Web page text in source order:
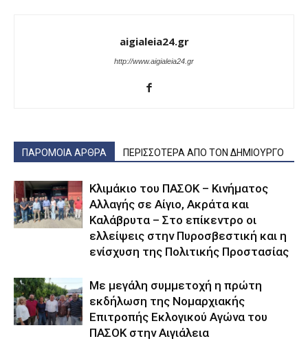
aigialeia24.gr
http://www.aigialeia24.gr
ΠΑΡΟΜΟΙΑ ΑΡΘΡΑ ΠΕΡΙΣΣΟΤΕΡΑ ΑΠΟ ΤΟΝ ΔΗΜΙΟΥΡΓΟ
Κλιμάκιο του ΠΑΣΟΚ – Κινήματος
Αλλαγής σε Αίγιο, Ακράτα και
Καλάβρυτα – Στο επίκεντρο οι
ελλείψεις στην Πυροσβεστική και η
ενίσχυση της Πολιτικής Προστασίας
Με μεγάλη συμμετοχή η πρώτη
εκδήλωση της Νομαρχιακής
Επιτροπής Εκλογικού Αγώνα του
ΠΑΣΟΚ στην Αιγιάλεια